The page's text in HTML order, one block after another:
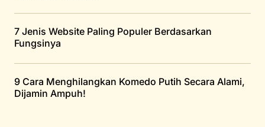
7 Jenis Website Paling Populer Berdasarkan
Fungsinya
9 Cara Menghilangkan Komedo Putih Secara Alami,
Dijamin Ampuh!